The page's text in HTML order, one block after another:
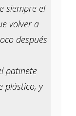
siempre el
volver a
después
patinete
plástico, y